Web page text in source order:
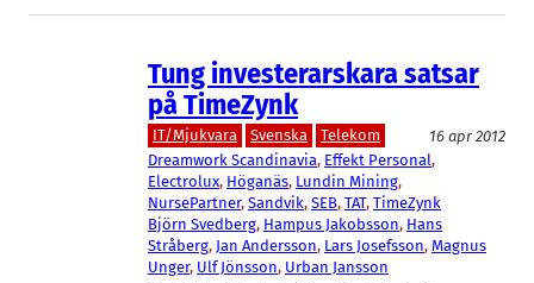
Tung investerarskara satsar
på TimeZynk
IT/Mjukvara Svenska Telekom
16 apr 2012
Dreamwork Scandinavia, Effekt Personal
Electrolux, Höganäs, Lundin Mining
NursePartner, Sandvik, SEB, TAT, TimeZynk
Björn Svedberg, Hampus Jakobsson, Hans
Stråberg, Jan Andersson, Lars Josefsson, Magnus
Unger, Ulf Jönsson, Urban Jansson